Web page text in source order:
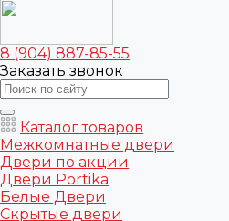
8 (904) 887-85-55
Заказать звонок
Каталог товаров
Межкомнатные двери
Двери по акции
Двери Portika
Белые Двери
Скрытые двери